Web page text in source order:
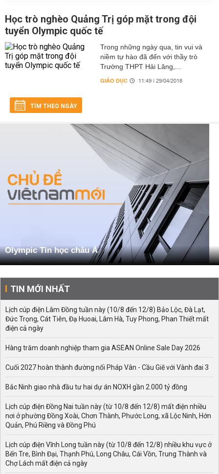
Học trò nghèo Quảng Trị góp mặt trong đội
tuyển Olympic quốc tế
Trong những ngày qua, tin vui và
niềm tự hào đã đến với thầy trò
Trường THPT Hải Lăng,...
GIÁO DỤC 11:49 | 29/04/2018
TÌM THEO NGÀY
Olympic Tin học châu Á
TIN MỚI NHẤT
Lịch cúp điện Lâm Đồng tuần này (10/8 đến 12/8) Bảo Lộc, Đà Lạt,
Đức Trọng, Cát Tiên, Đạ Huoai, Lâm Hà, Tuy Phong, Phan Thiết mất
điện cả ngày
Hàng trăm doanh nghiệp tham gia ASEAN Online Sale Day 2026
Cuối 2027 hoàn thành đường nối Pháp Vân - Cầu Giẽ với Vành đai 3
Bắc Ninh giao nhà đầu tư hai dự án NOXH gần 2.000 tỷ đồng
Lịch cúp điện Đồng Nai tuần này (từ 10/8 đến 12/8) mất điện nhiều
nơi ở phường Đồng Xoài, Chơn Thành, Phước Long, xã Lộc Ninh, Hớn
Quản, Phú Riềng và Đồng Phú
Lịch cúp điện Vĩnh Long tuần này (từ 10/8 đến 12/8) nhiều khu vực ở
Bến Tre, Bình Đại, Thạnh Phú, Long Châu, Cái Vồn, Trung Thành và
Chợ Lách mất điện cả ngày